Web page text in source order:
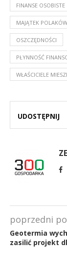
FINANSE OSOBISTE
MAJĄTEK POLAKÓW
OSZCZĘDNOŚCI
PŁYNNOŚĆ
WŁAŚCICIELE
UDOSTĘPNIJ
poprzedni
Geotermia
zasilić projekt